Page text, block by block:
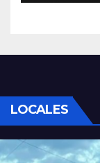
LOCALES